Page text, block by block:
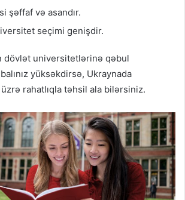
şəffaf və asandır.
seçimi genişdir.
dövlət universitetlərinə qəbul
yüksəkdirsə, Ukraynada
rahatlıqla təhsil ala bilərsiniz.